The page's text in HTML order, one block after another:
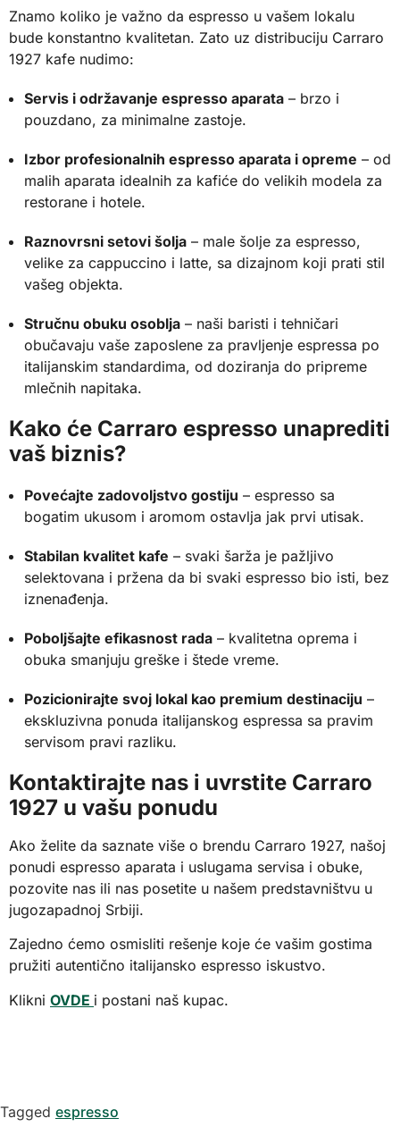
Znamo koliko je važno da espresso u vašem lokalu
bude konstantno kvalitetan. Zato uz distribuciju Carraro
1927 kafe nudimo:
Servis i održavanje espresso aparata – brzo i
pouzdano, za minimalne zastoje.
Izbor profesionalnih espresso aparata i opreme – od
malih aparata idealnih za kafiće do velikih modela za
restorane i hotele.
Raznovrsni setovi šolja – male šolje za espresso,
velike za cappuccino i latte, sa dizajnom koji prati stil
vašeg objekta.
Stručnu obuku osoblja – naši baristi i tehničari
obučavaju vaše zaposlene za pravljenje espressa po
italijanskim standardima, od doziranja do pripreme
mlečnih napitaka.
Kako će Carraro espresso unaprediti
vaš biznis?
Povećajte zadovoljstvo gostiju – espresso sa
bogatim ukusom i aromom ostavlja jak prvi utisak.
Stabilan kvalitet kafe – svaki šarža je pažljivo
selektovana i pržena da bi svaki espresso bio isti, bez
iznenađenja.
Poboljšajte efikasnost rada – kvalitetna oprema i
obuka smanjuju greške i štede vreme.
Pozicionirajte svoj lokal kao premium destinaciju –
ekskluzivna ponuda italijanskog espressa sa pravim
servisom pravi razliku.
Kontaktirajte nas i uvrstite Carraro
1927 u vašu ponudu
Ako želite da saznate više o brendu Carraro 1927, našoj
ponudi espresso aparata i uslugama servisa i obuke,
pozovite nas ili nas posetite u našem predstavništvu u
jugozapadnoj Srbiji.
Zajedno ćemo osmisliti rešenje koje će vašim gostima
pružiti autentično italijansko espresso iskustvo.
Klikni OVDE i postani naš kupac.
Tagged espresso